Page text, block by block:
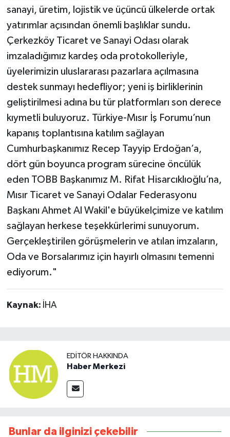
sanayi, üretim, lojistik ve üçüncü ülkelerde ortak
yatırımlar açısından önemli başlıklar sundu.
Çerkezköy Ticaret ve Sanayi Odası olarak
imzaladığımız kardeş oda protokolleriyle,
üyelerimizin uluslararası pazarlara açılmasına
destek sunmayı hedefliyor; yeni iş birliklerinin
geliştirilmesi adına bu tür platformları son derece
kıymetli buluyoruz. Türkiye-Mısır İş Forumu’nun
kapanış toplantısına katılım sağlayan
Cumhurbaşkanımız Recep Tayyip Erdoğan’a,
dört gün boyunca program sürecine öncülük
eden TOBB Başkanımız M. Rifat Hisarcıklıoğlu’na,
Mısır Ticaret ve Sanayi Odalar Federasyonu
Başkanı Ahmet Al Wakil'e büyükelçimize ve katılım
sağlayan herkese teşekkürlerimi sunuyorum.
Gerçekleştirilen görüşmelerin ve atılan imzaların,
Oda ve Borsalarımız için hayırlı olmasını temenni
ediyorum."
Kaynak: İHA
EDITÖR HAKKINDA
Haber Merkezi
Bunlar da ilginizi çekebilir